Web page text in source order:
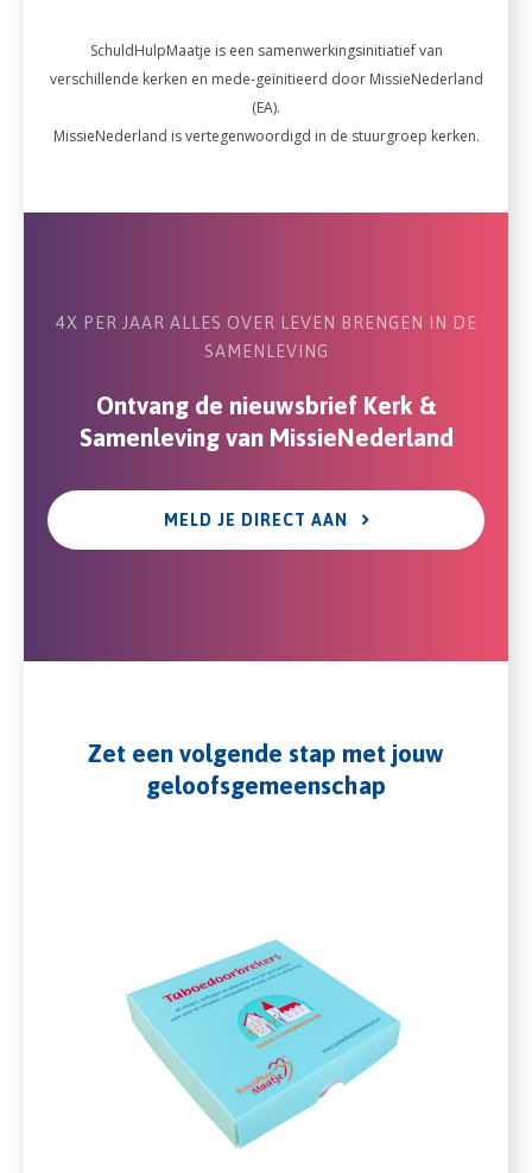
SchuldHulpMaatje is een samenwerkingsinitiatief van
verschillende kerken en mede-geïnitieerd door MissieNederland
(EA).
MissieNederland is vertegenwoordigd in de stuurgroep kerken.
4X PER JAAR ALLES OVER LEVEN BRENGEN IN DE
SAMENLEVING
Ontvang de nieuwsbrief Kerk &
Samenleving van MissieNederland
MELD JE DIRECT AAN
Zet een volgende stap met jouw
geloofsgemeenschap